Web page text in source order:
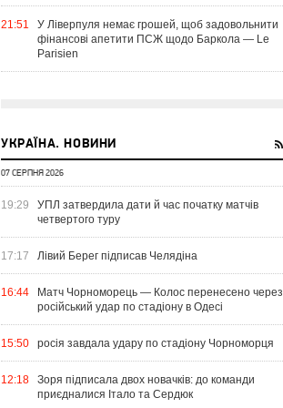
ЧТИВО
21:51
У Ліверпуля немає грошей, щоб задовольнити
фінансові апетити ПСЖ щодо Баркола — Le
Parisien
УКРАЇНА. НОВИНИ
07 СЕРПНЯ 2026
19:29
УПЛ затвердила дати й час початку матчів
четвертого туру
17:17 Лівий Берег підписав Челядіна
16:44
Матч Чорноморець — Колос перенесено через
російський удар по стадіону в Одесі
15:50 росія завдала удару по стадіону Чорноморця
12:18
Зоря підписала двох новачків: до команди
приєдналися Італо та Сердюк